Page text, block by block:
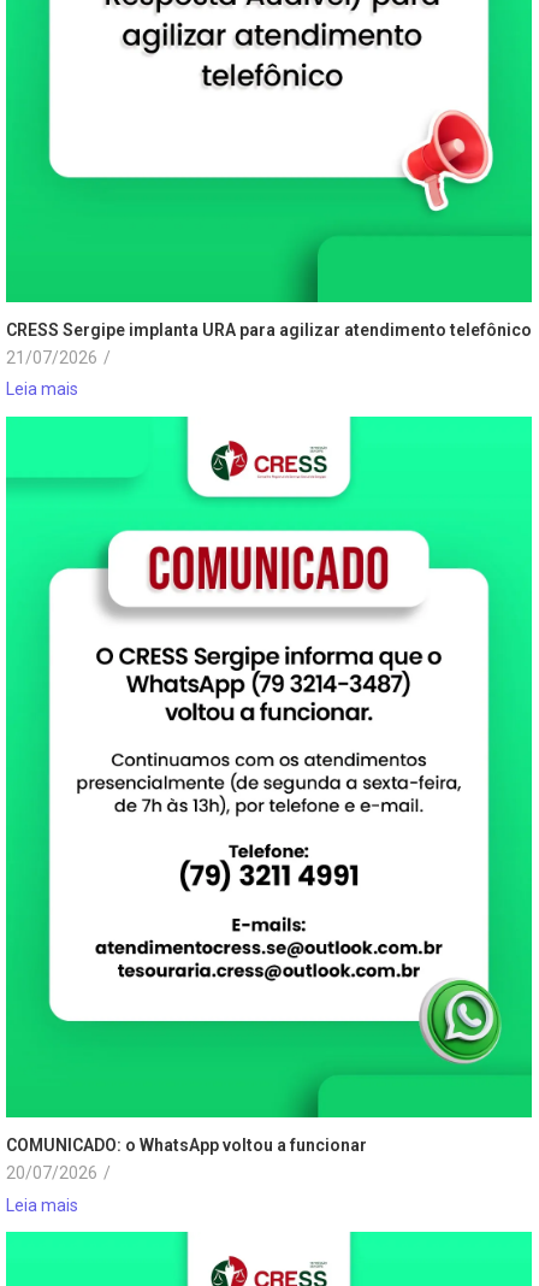
CRESS Sergipe implanta URA para agilizar atendimento telefônico
21/07/2026 /
Leia mais
COMUNICADO: o WhatsApp voltou a funcionar
20/07/2026 /
Leia mais